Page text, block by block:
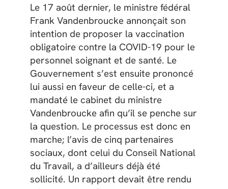
Le 17 août dernier, le ministre fédéral
Frank Vandenbroucke annonçait son
intention de proposer la vaccination
obligatoire contre la COVID-19 pour le
personnel soignant et de santé. Le
Gouvernement s’est ensuite prononcé
lui aussi en faveur de celle-ci, et a
mandaté le cabinet du ministre
Vandenbroucke afin qu’il se penche sur
la question. Le processus est donc en
marche; l’avis de cinq partenaires
sociaux, dont celui du Conseil National
du Travail, a d’ailleurs déjà été
sollicité. Un rapport devait être rendu